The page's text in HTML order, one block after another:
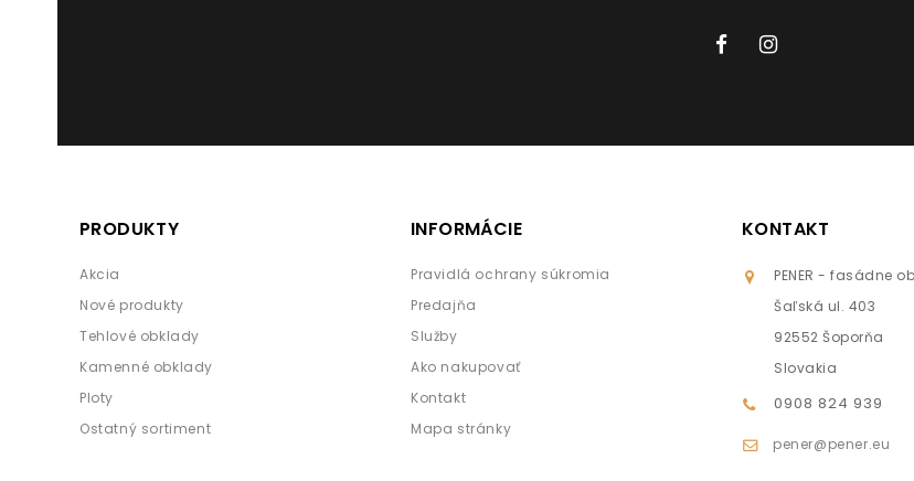
PRODUKTY
Akcia
Nové produkty
Tehlové obklady
Kamenné obklady
Ploty
Ostatný sortiment
INFORMÁCIE
Pravidlá ochrany súkromia
Predajňa
Služby
Ako nakupovať
Kontakt
Mapa stránky
KONTAKT
PENER - fasádne
Šaľská ul. 403
92552 Šoporňa
Slovakia
0908 824 939
pener@pener.eu